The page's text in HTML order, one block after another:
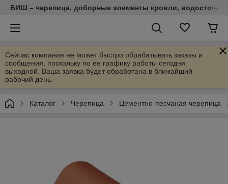
БИШ – черепица, доборные элементы кровли,
Сейчас компания не может быстро обрабатывать заказы и
сообщения, поскольку по ее графику работы сегодня
выходной. Ваша заявка будет обработана в ближайший
рабочий день.
Каталог Черепица Цементно-песчаная черепица